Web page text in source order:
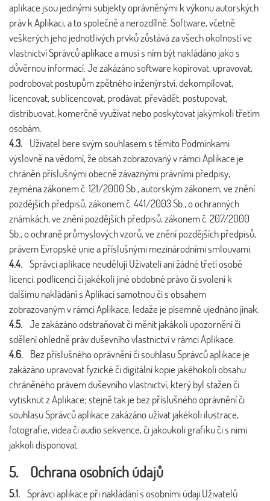
aplikace jsou jedinými subjekty oprávněnými k výkonu autorských
práv k Aplikaci, a to společně a nerozdílně. Software, včetně
veškerých jeho jednotlivých prvků zůstává za všech okolností ve
vlastnictví Správců aplikace a musí s ním být nakládáno jako s
důvěrnou informací. Je zakázáno software kopírovat, upravovat,
podrobovat postupům zpětného inženýrství, dekompilovat,
licencovat, sublicencovat, prodávat, převádět, postupovat,
distribuovat, komerčně využívat nebo poskytovat jakýmkoli třetím
osobám.
4.3. Uživatel bere svým souhlasem s těmito Podmínkami
výslovně na vědomí, že obsah zobrazovaný v rámci Aplikace je
chráněn příslušnými obecně závaznými právními předpisy,
zejména zákonem č. 121/2000 Sb., autorským zákonem, ve znění
pozdějších předpisů, zákonem č. 441/2003 Sb., o ochranných
známkách, ve znění pozdějších předpisů, zákonem č. 207/2000
Sb., o ochraně průmyslových vzorů, ve znění pozdějších předpisů,
právem Evropské unie a příslušnými mezinárodními smlouvami.
4.4. Správci aplikace neudělují Uživateli ani žádné třetí osobě
licenci, podlicenci či jakékoli jiné obdobné právo či svolení k
dalšímu nakládání s Aplikací samotnou či s obsahem
zobrazovaným v rámci Aplikace, ledaže je písemně ujednáno jinak.
4.5. Je zakázáno odstraňovat či měnit jakákoli upozornění či
sdělení ohledně práv duševního vlastnictví v rámci Aplikace.
4.6. Bez příslušného oprávnění či souhlasu Správců aplikace je
zakázáno upravovat fyzické či digitální kopie jakéhokoli obsahu
chráněného právem duševního vlastnictví, který byl stažen či
vytisknut z Aplikace; stejně tak je bez příslušného oprávnění či
souhlasu Správců aplikace zakázáno užívat jakékoli ilustrace,
fotografie, videa či audio sekvence, či jakoukoli grafiku či s nimi
jakkoli disponovat.
5. Ochrana osobních údajů
5.1. Správci aplikace při nakládání s osobními údaji Uživatelů